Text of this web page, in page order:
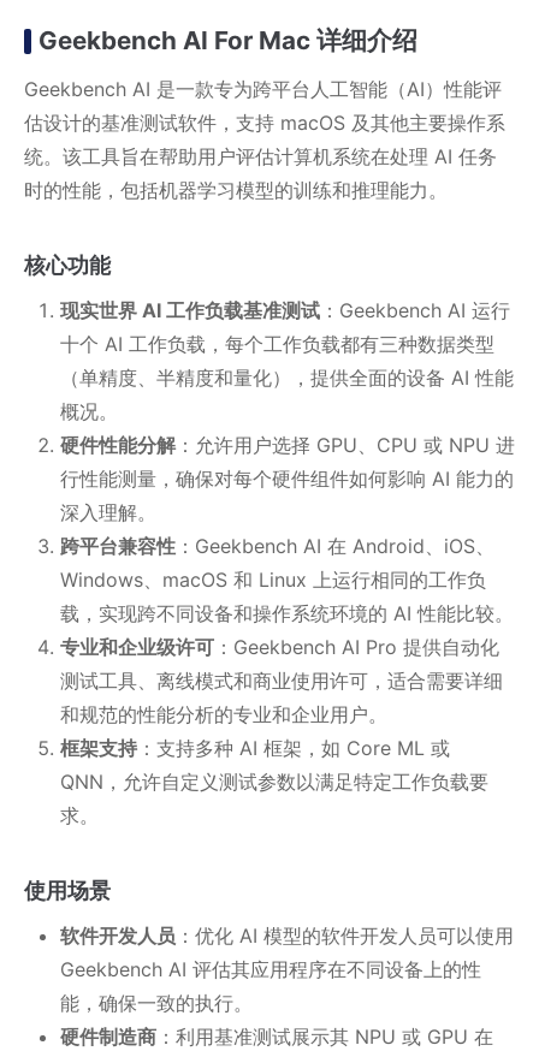
Geekbench AI For Mac 详细介绍
Geekbench AI 是一款专为跨平台人工智能（AI）性能评
估设计的基准测试软件，支持 macOS 及其他主要操作系
统。该工具旨在帮助用户评估计算机系统在处理 AI 任务
时的性能，包括机器学习模型的训练和推理能力。
核心功能
现实世界 AI 工作负载基准测试 ：Geekbench AI 运行
十个 AI 工作负载，每个工作负载都有三种数据类型
（单精度、半精度和量化），提供全面的设备 AI 性能
概况。
硬件性能分解：允许用户选择 GPU、CPU 或 NPU 进
行性能测量，确保对每个硬件组件如何影响 AI 能力的
深入理解。
跨平台兼容性 ：Geekbench AI 在 Android、iOS、
Windows、macOS 和 Linux 上运行相同的工作负
载，实现跨不同设备和操作系统环境的 AI 性能比较。
专业和企业级许可 ：Geekbench AI Pro 提供自动化
测试工具、离线模式和商业使用许可，适合需要详细
和规范的性能分析的专业和企业用户。
框架支持 ：支持多种 AI 框架，如 Core ML 或
QNN，允许自定义测试参数以满足特定工作负载要
求。
使用场景
软件开发人员 ：优化 AI 模型的软件开发人员可以使用
Geekbench AI 评估其应用程序在不同设备上的性
能，确保一致的执行。
硬件制造商 ：利用基准测试展示其 NPU 或 GPU 在